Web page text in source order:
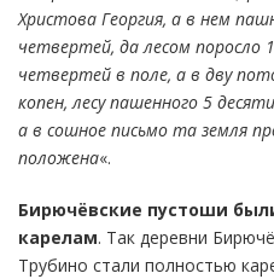
Христова Георгия, а в нем
четвертей, да лесом поросло
четвертей в поле, а в дву
копен, лесу пашенного 5
а в сошное письмо та земля
положена«.
Бирючёвские пустоши
карелам. Так деревни
Трубино стали полностью